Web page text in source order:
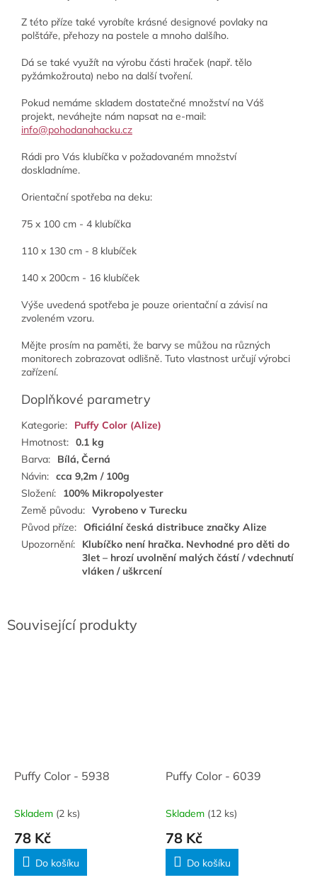
Související produkty
Puffy Color - 5938
Skladem (2 ks)
78 Kč
Do košíku
Puffy Color - 6039
Skladem (12 ks)
78 Kč
Do košíku
Z této příze také vyrobíte krásné designové povlaky na
polštáře, přehozy na postele a mnoho dalšího.
Dá se také využít na výrobu části hraček (např. tělo
pyžámkožrouta) nebo na další tvoření.
Pokud nemáme skladem dostatečné množství na Váš
projekt, neváhejte nám napsat na e-mail:
info@pohodanahacku.cz
Rádi pro Vás klubíčka v požadovaném množství
doskladníme.
Orientační spotřeba na deku:
75 x 100 cm - 4 klubíčka
110 x 130 cm - 8 klubíček
140 x 200cm - 16 klubíček
Výše uvedená spotřeba je pouze orientační a závisí na
zvoleném vzoru.
Mějte prosím na paměti, že barvy se můžou na různých
monitorech zobrazovat odlišně. Tuto vlastnost určují výrobci
zařízení.
Doplňkové parametry
Kategorie:
Puffy Color (Alize)
Hmotnost: 0.1 kg
Barva:
Bílá, Černá
Návin: cca 9,2m / 100g
Složení:
100% Mikropolyester
Země původu: Vyrobeno v Turecku
Původ příze: Oficiální česká distribuce značky Alize
Upozornění:
Klubíčko není hračka. Nevhodné pro děti do
3let – hrozí uvolnění malých částí / vdechnutí
vláken / uškrcení